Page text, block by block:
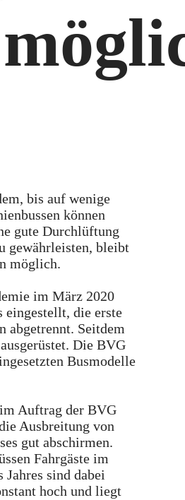
bis auf wenige
können
gute Durchlüftung
gewährleisten, bleibt
möglich.
im März 2020
eingestellt, die erste
abgetrennt. Seitdem
Die BVG
Busmodelle
Auftrag der BVG
Ausbreitung von
gut abschirmen.
Fahrgäste im
sind dabei
hoch und liegt